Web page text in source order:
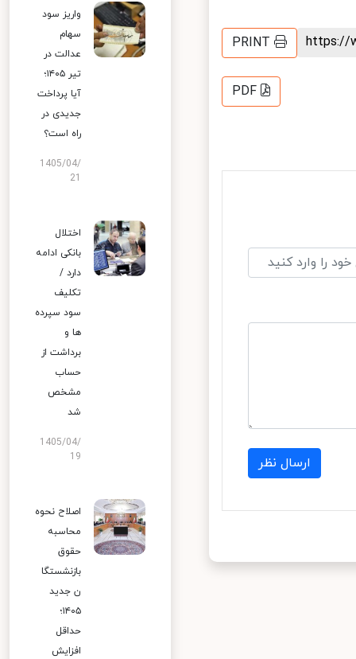
PRINT
PDF
ارسال نظر
واریز سود
سهام
عدالت در
تیر ۱۴۰۵؛
آیا پرداخت
جدیدی در
راه است؟
1405/04/
اختلال
بانکی ادامه
دارد /
تکلیف
سود سپرده
ها و
برداشت از
حساب
مشخص
شد
1405/04/
19
اصلاح نحوه
محاسبه
حقوق
بازنشستگا
ن جدید
۱۴۰۵؛
حداقل
افزایش